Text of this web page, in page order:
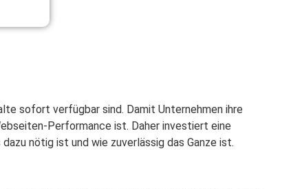
sofort verfügbar sind. Damit Unternehmen ihre
Performance ist. Daher investiert eine
nötig ist und wie zuverlässig das Ganze ist.